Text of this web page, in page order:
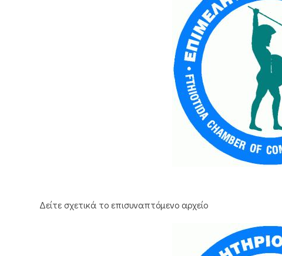
Δείτε σχετικά το επισυναπτόμενο αρχείο